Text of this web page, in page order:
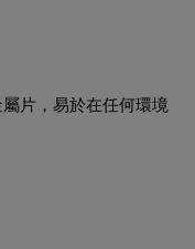
片，易於在任何環境